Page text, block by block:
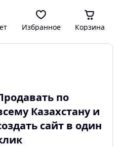
Избранное Корзина
по
Казахстану и
сайтв один